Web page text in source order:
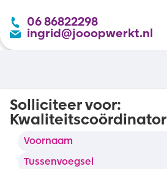
06 86822298
ingrid@jooopwerkt.nl
Solliciteer voor:
Kwaliteitscoördinator